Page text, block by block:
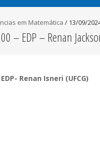
em Matemática / 13/09/
– EDP – Renan
Renan Isneri (UFCG)